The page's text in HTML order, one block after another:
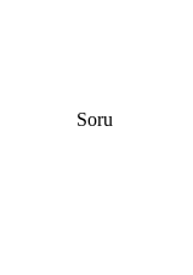
Soru